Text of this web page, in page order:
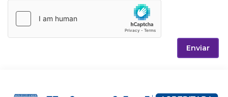
Enviar